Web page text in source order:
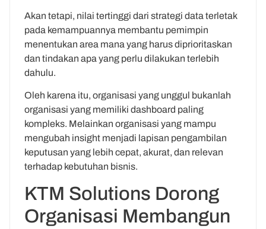
Akan tetapi, nilai tertinggi dari strategi data terletak
pada kemampuannya membantu pemimpin
menentukan area mana yang harus diprioritaskan
dan tindakan apa yang perlu dilakukan terlebih
dahulu.
Oleh karena itu, organisasi yang unggul bukanlah
organisasi yang memiliki dashboard paling
kompleks. Melainkan organisasi yang mampu
mengubah insight menjadi lapisan pengambilan
keputusan yang lebih cepat, akurat, dan relevan
terhadap kebutuhan bisnis.
KTM Solutions Dorong
Organisasi Membangun